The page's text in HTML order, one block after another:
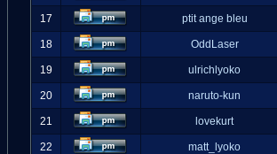
17 ptit ange bleu
18 OddLaser
19 ulrichlyoko
20 naruto-kun
21 lovekurt
22 matt_lyoko